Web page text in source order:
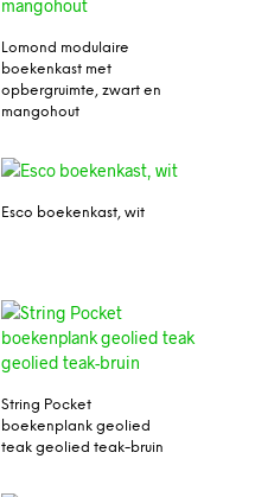
Lomond modulaire
boekenkast met
opbergruimte, zwart en
mangohout
Esco boekenkast, wit
String Pocket
boekenplank geolied
teak geolied teak-bruin